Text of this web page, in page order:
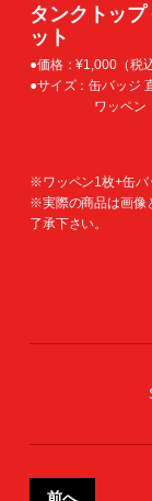
タンクトッ
ット
●価格：¥1,000（税込
●サイズ：缶バッジ
ワッペン 彼氏
彼女ver.）
ロゴver.）
※ワッペン1枚+缶バ
※実際の商品は画像
了承下さい。